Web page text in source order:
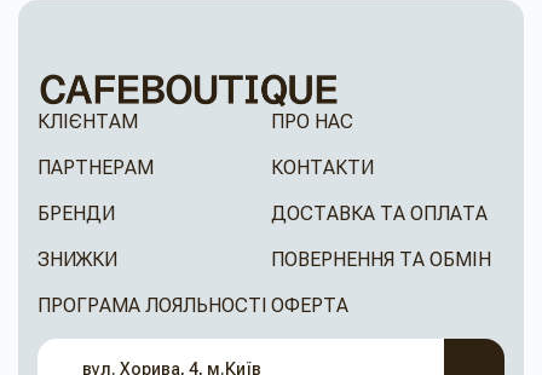
КЛІЄНТАМ
ПАРТНЕРАМ
БРЕНДИ
ЗНИЖКИ
ПРОГРАМА ЛОЯЛЬНОСТІ
ПРО НАС
КОНТАКТИ
ДОСТАВКА ТА ОПЛАТА
ПОВЕРНЕННЯ ТА ОБМІН
ОФЕРТА
вул. Хорива, 4, м.Київ